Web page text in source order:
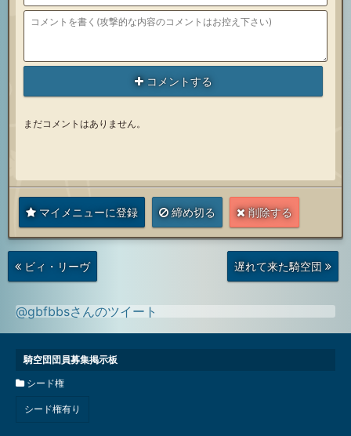
コメントする
まだコメントはありません。
マイメニューに登録 締め切る 削除する
次
の
投
ビィ・リーヴ
前
の
投
遅れて来た騎空団
@gbfbbsさんのツイート
騎空団団員募集掲示板
シード権
シード権有り